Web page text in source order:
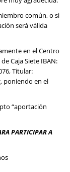
común, o si
será válida
en el Centro
Caja Siete IBAN:
Titular:
poniendo en el
“aportación
PARTICIPAR A